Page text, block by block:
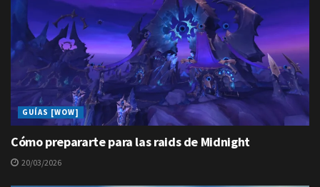
GUÍAS [WOW]
Cómo prepararte para las raids de Midnight
20/03/2026